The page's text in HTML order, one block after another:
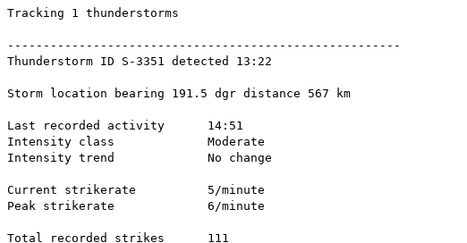
Tracking 1 thunderstorms
-------------------------------------------------------
Thunderstorm ID S-3351 detected 13:22
Storm location bearing 191.5 dgr distance 567 km
Last recorded activity 14:51
Intensity class Moderate
Intensity trend No change
Current strikerate 5/minute
Peak strikerate 6/minute
Total recorded strikes 111